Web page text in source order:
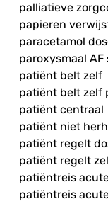
palliatieve
papieren
paracetamol
paroxysmaal AF
patiënt belt zelf
patiënt belt zelf
patiënt centraal
patiënt niet
patiënt regelt
patiënt regelt
patiëntreis
patiëntreis